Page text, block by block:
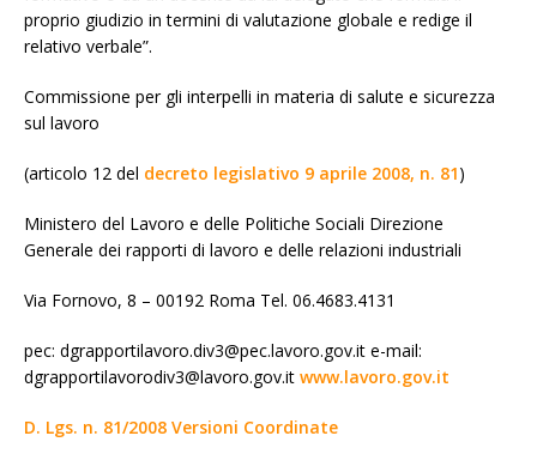
proprio giudizio in termini di valutazione globale e redige il
relativo verbale”.
Commissione per gli interpelli in materia di salute e sicurezza
sul lavoro
(articolo 12 del decreto legislativo 9 aprile 2008, n. 81)
Ministero del Lavoro e delle Politiche Sociali Direzione
Generale dei rapporti di lavoro e delle relazioni industriali
Via Fornovo, 8 – 00192 Roma Tel. 06.4683.4131
pec: dgrapportilavoro.div3@pec.lavoro.gov.it e-mail:
dgrapportilavorodiv3@lavoro.gov.it www.lavoro.gov.it
D. Lgs. n. 81/2008 Versioni Coordinate